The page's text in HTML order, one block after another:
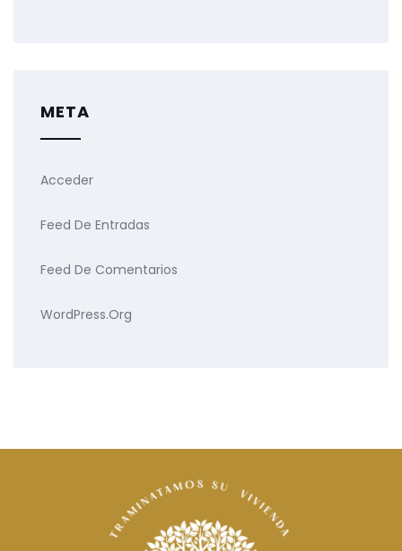
META
Acceder
Feed De Entradas
Feed De Comentarios
WordPress.org